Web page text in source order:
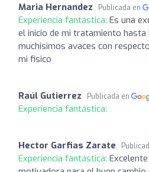
Maria Hernandez Publicada en
Experiencia fantástica: Es una
el inicio de mi tratamiento hasta
muchisimos avaces con
mi fisico
Raúl Gutierrez Publicada en
Experiencia fantástica:
Hector Garfias Zarate
Experiencia fantástica: